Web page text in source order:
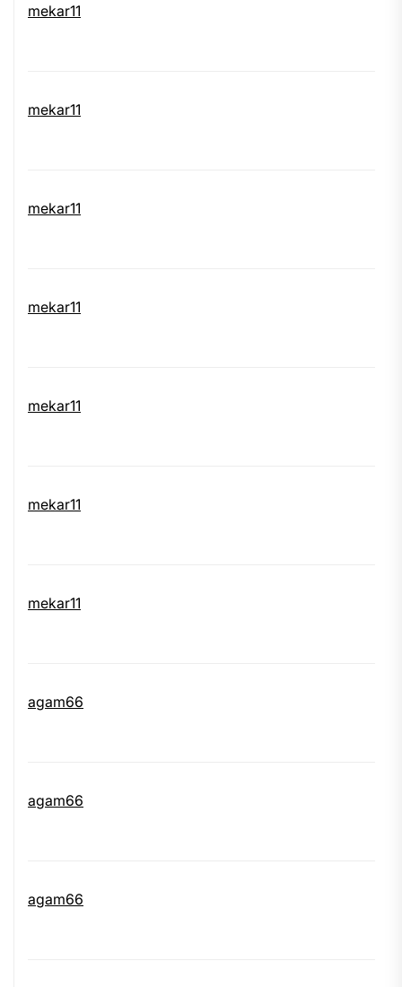
mekar11
mekar11
mekar11
mekar11
mekar11
mekar11
mekar11
agam66
agam66
agam66